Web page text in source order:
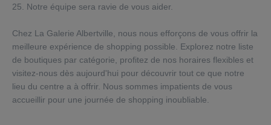
25. Notre équipe sera ravie de vous aider.
Chez La Galerie Albertville, nous nous efforçons de vous offrir la
meilleure expérience de shopping possible. Explorez notre liste
de boutiques par catégorie, profitez de nos horaires flexibles et
visitez-nous dès aujourd'hui pour découvrir tout ce que notre
lieu du centre a à offrir. Nous sommes impatients de vous
accueillir pour une journée de shopping inoubliable.